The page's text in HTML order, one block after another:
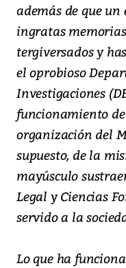
además de que
ingratas
tergiversados y
el oprobioso
Investigaciones
funcionamiento
organización del
supuesto, de la
mayúsculo
Legal y Ciencias
servido a la
Lo que ha